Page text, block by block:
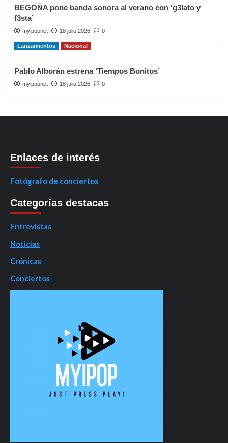
BEGOÑA pone banda sonora al verano con ‘g3lato y
f3sta’
myipopnet 18 julio 2026 0
Lanzamientos Nacional
Pablo Alborán estrena ‘Tiempos Bonitos’
myipopnet 18 julio 2026 0
Enlaces de interés
Fotógrafo de conciertos
Categorías destacas
Entrevistas
Noticias
Crónicas
Conciertos